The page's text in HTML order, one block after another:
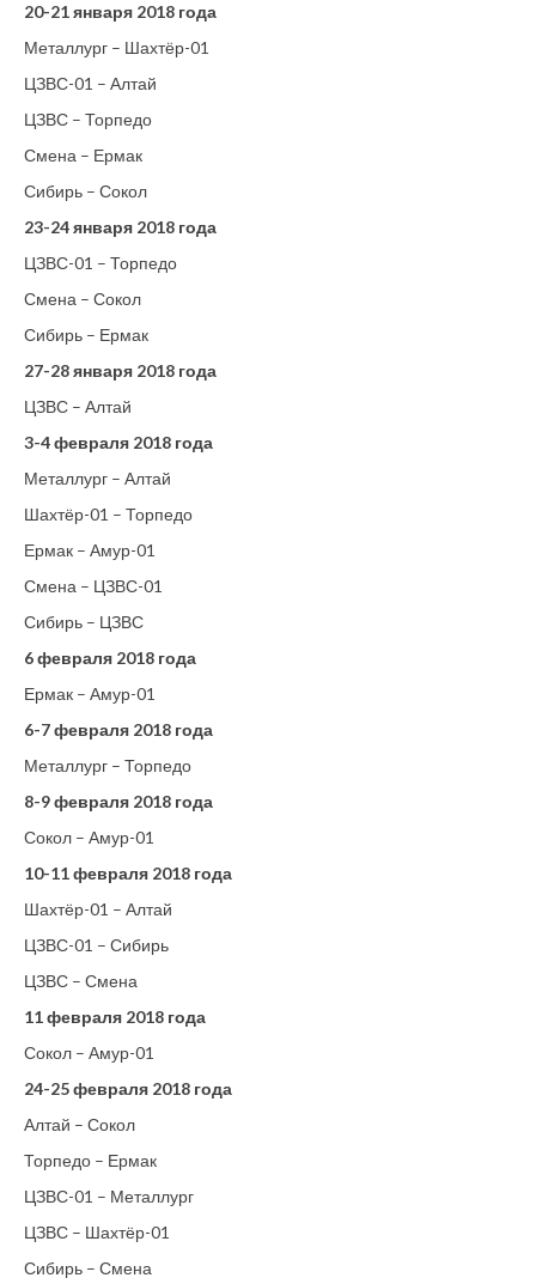
20-21 января 2018 года
Металлург – Шахтёр-01
ЦЗВС-01 – Алтай
ЦЗВС – Торпедо
Смена – Ермак
Сибирь – Сокол
23-24 января 2018 года
ЦЗВС-01 – Торпедо
Смена – Сокол
Сибирь – Ермак
27-28 января 2018 года
ЦЗВС – Алтай
3-4 февраля 2018 года
Металлург – Алтай
Шахтёр-01 – Торпедо
Ермак – Амур-01
Смена – ЦЗВС-01
Сибирь – ЦЗВС
6 февраля 2018 года
Ермак – Амур-01
6-7 февраля 2018 года
Металлург – Торпедо
8-9 февраля 2018 года
Сокол – Амур-01
10-11 февраля 2018 года
Шахтёр-01 – Алтай
ЦЗВС-01 – Сибирь
ЦЗВС – Смена
11 февраля 2018 года
Сокол – Амур-01
24-25 февраля 2018 года
Алтай – Сокол
Торпедо – Ермак
ЦЗВС-01 – Металлург
ЦЗВС – Шахтёр-01
Сибирь – Смена